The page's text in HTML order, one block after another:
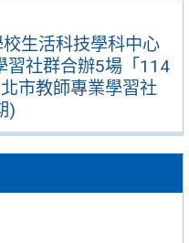
生活科技學科中心
習社群合辦5場「114
市教師專業學習社
)